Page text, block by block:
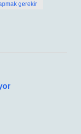
gerekir